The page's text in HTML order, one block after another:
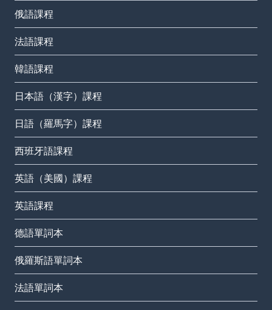
俄語課程
法語課程
韓語課程
日本語（漢字）課程
日語（羅馬字）課程
西班牙語課程
英語（美國）課程
英語課程
德語單詞本
俄羅斯語單詞本
法語單詞本